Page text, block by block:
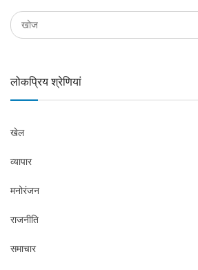
लोकप्रिय श्रेणियां
खेल
व्यापार
मनोरंजन
राजनीति
समाचार